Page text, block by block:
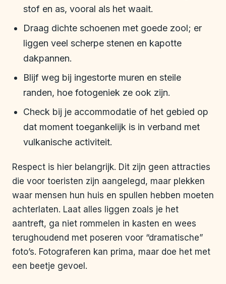
stof en as, vooral als het waait.
Draag dichte schoenen met goede zool; er
liggen veel scherpe stenen en kapotte
dakpannen.
Blijf weg bij ingestorte muren en steile
randen, hoe fotogeniek ze ook zijn.
Check bij je accommodatie of het gebied op
dat moment toegankelijk is in verband met
vulkanische activiteit.
Respect is hier belangrijk. Dit zijn geen attracties
die voor toeristen zijn aangelegd, maar plekken
waar mensen hun huis en spullen hebben moeten
achterlaten. Laat alles liggen zoals je het
aantreft, ga niet rommelen in kasten en wees
terughoudend met poseren voor “dramatische”
foto’s. Fotograferen kan prima, maar doe het met
een beetje gevoel.